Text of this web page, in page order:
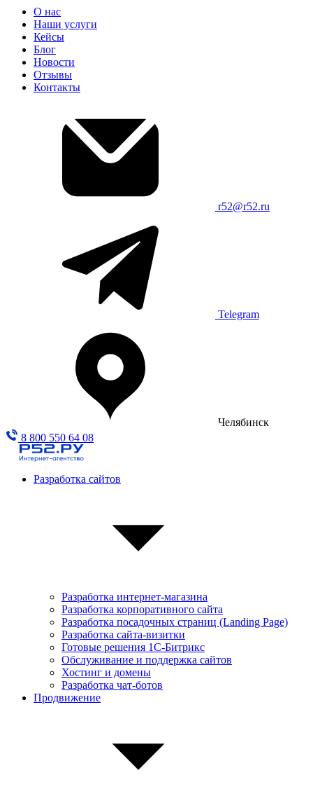
О нас
Наши услуги
Кейсы
Блог
Новости
Отзывы
Контакты
r52@r52.ru
Telegram
Челябинск
8 800 550 64 08
Разработка сайтов
Разработка интернет-магазина
Разработка корпоративного сайта
Разработка посадочных страниц (Landing Page)
Разработка сайта-визитки
Готовые решения 1С-Битрикс
Обслуживание и поддержка сайтов
Хостинг и домены
Разработка чат-ботов
Продвижение